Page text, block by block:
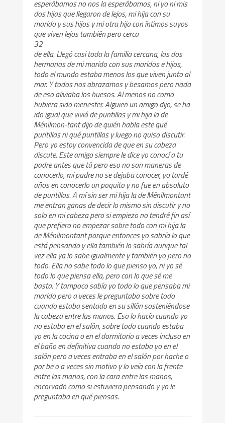
esperábamos no nos la esperábamos, ni yo ni mis
dos hijas que llegaron de lejos, mi hija con su
marido y sus hijos y mi otra hija con íntimos suyos
que viven lejos también pero cerca
32
de ella. Llegó casi toda la familia cercana, las dos
hermanas de mi marido con sus maridos e hijos,
todo el mundo estaba menos los que viven junto al
mar. Y todos nos abrazamos y besamos pero nada
de eso aliviaba los huesos. Al menos no como
hubiera sido menester. Alguien un amigo dijo, se ha
ido igual que vivió de puntillas y mi hija la de
Ménilmon-tant dijo de quién habla este qué
puntillas ni qué puntillas y luego no quiso discutir.
Pero yo estoy convencida de que en su cabeza
discute. Este amigo siempre le dice yo conocí a tu
padre antes que tú pero eso no son maneras de
conocerlo, mi padre no se dejaba conocer, yo tardé
años en conocerlo un poquito y no fue en absoluto
de puntillas. A mí sin ser mi hija la de Ménilmontant
me entran ganas de decir lo mismo sin discutir y no
solo en mi cabeza pero si empiezo no tendré fin así
que prefiero no empezar sobre todo con mi hija la
de Ménilmontant porque entonces yo sabría lo que
está pensando y ella también lo sabría aunque tal
vez ella ya lo sabe igualmente y también yo pero no
todo. Ella no sabe todo lo que pienso yo, ni yo sé
todo lo que piensa ella, pero con lo que sé me
basta. Y tampoco sabía yo todo lo que pensaba mi
marido pero a veces le preguntaba sobre todo
cuando estaba sentado en su sillón sosteniéndose
la cabeza entre las manos. Eso lo hacía cuando yo
no estaba en el salón, sobre todo cuando estaba
yo en la cocina o en el dormitorio a veces incluso en
el baño en definitiva cuando no estaba yo en el
salón pero a veces entraba en el salón por hache o
por be o a veces sin motivo y lo veía con la frente
entre las manos, con la cara entre las manos,
encorvado como si estuviera pensando y yo le
preguntaba en qué piensas.